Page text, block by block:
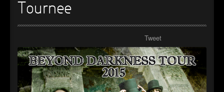
► Rattenfänger
Oberer Totpunkt
► Dia De Los Muertos
Oberer Totpunkt
Tournee
Tweet